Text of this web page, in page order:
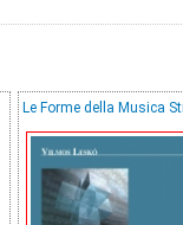
Le Forme della Musica